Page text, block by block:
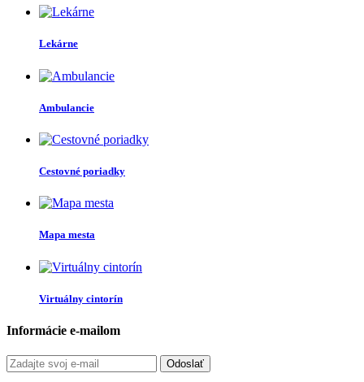
Lekárne
Ambulancie
Cestovné poriadky
Mapa mesta
Virtuálny cintorín
Informácie e-mailom
Odoslať